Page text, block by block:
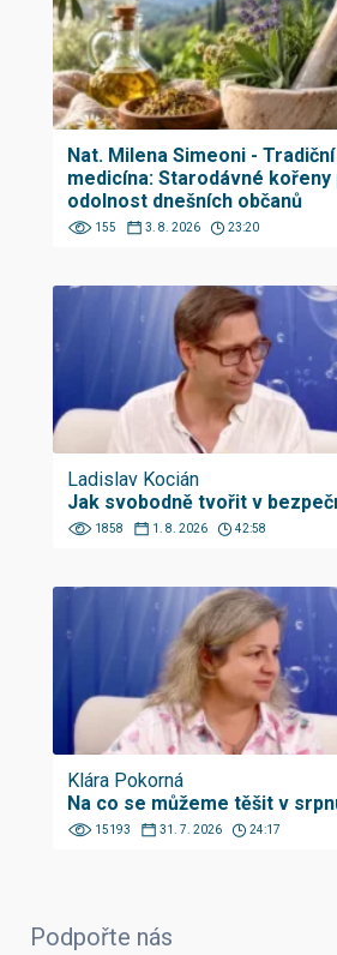
Nat. Milena Simeoni -
medicína: Starodávné
odolnost dnešních občanů
155 3. 8. 2026 23:20
Ladislav Kocián
Jak svobodně tvořit v
1858 1. 8. 2026 42:58
Klára Pokorná
Na co se můžeme těšit v
15193 31. 7. 2026 24:17
Podpořte nás